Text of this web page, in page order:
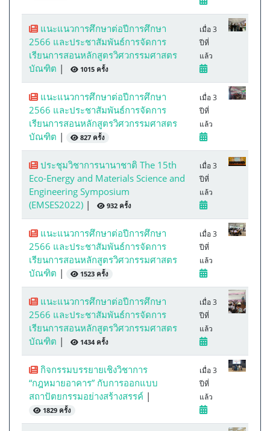
แนะแนวการศึกษาต่อปีการศึกษา
2566 และประชาสัมพันธ์การจัดการ
เรียนการสอนหลักสูตรวิศวกรรมศาสตร
บัณฑิต | 1015 ครั้ง
เมื่อ 3
ปีที่
แล้ว
แนะแนวการศึกษาต่อปีการศึกษา
2566 และประชาสัมพันธ์การจัดการ
เรียนการสอนหลักสูตรวิศวกรรมศาสตร
บัณฑิต | 827 ครั้ง
เมื่อ 3
ปีที่
แล้ว
ประชุมวิชาการนานาชาติ The 15th
Eco-Energy and Materials Science and
Engineering Symposium
(EMSES2022) | 932 ครั้ง
เมื่อ 3
ปีที่
แล้ว
แนะแนวการศึกษาต่อปีการศึกษา
2566 และประชาสัมพันธ์การจัดการ
เรียนการสอนหลักสูตรวิศวกรรมศาสตร
บัณฑิต | 1523 ครั้ง
เมื่อ 3
ปีที่
แล้ว
แนะแนวการศึกษาต่อปีการศึกษา
2566 และประชาสัมพันธ์การจัดการ
เรียนการสอนหลักสูตรวิศวกรรมศาสตร
บัณฑิต | 1434 ครั้ง
เมื่อ 3
ปีที่
แล้ว
กิจกรรมบรรยายเชิงวิชาการ
“กฎหมายอาคาร” กับการออกแบบ
สถาปัตยกรรมอย่างสร้างสรรค์ |
1829 ครั้ง
เมื่อ 3
ปีที่
แล้ว